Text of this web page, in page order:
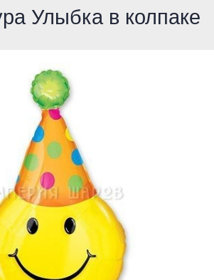
Улыбка в колпаке